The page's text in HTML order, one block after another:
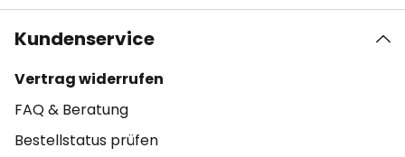
Kundenservice
Vertrag widerrufen
FAQ & Beratung
Bestellstatus prüfen